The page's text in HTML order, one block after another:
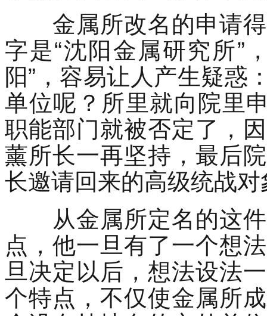
金属所改名的申请得
字是“沈阳金属研究所”
阳”，容易让人产生疑惑
单位呢？所里就向院里
职能部门就被否定了，
薰所长一再坚持，最后
长邀请回来的高级统战
从金属所定名的这件
点，他一旦有了一个想
旦决定以后，想法设法
个特点，不仅使金属所